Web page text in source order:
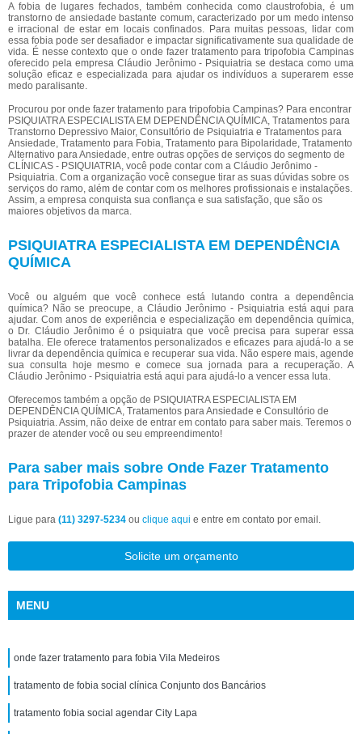
A fobia de lugares fechados, também conhecida como claustrofobia, é um
transtorno de ansiedade bastante comum, caracterizado por um medo intenso
e irracional de estar em locais confinados. Para muitas pessoas, lidar com
essa fobia pode ser desafiador e impactar significativamente sua qualidade de
vida. É nesse contexto que o onde fazer tratamento para tripofobia Campinas
oferecido pela empresa Cláudio Jerônimo - Psiquiatria se destaca como uma
solução eficaz e especializada para ajudar os indivíduos a superarem esse
medo paralisante.
Procurou por onde fazer tratamento para tripofobia Campinas? Para encontrar
PSIQUIATRA ESPECIALISTA EM DEPENDÊNCIA QUÍMICA, Tratamentos para
Transtorno Depressivo Maior, Consultório de Psiquiatria e Tratamentos para
Ansiedade, Tratamento para Fobia, Tratamento para Bipolaridade, Tratamento
Alternativo para Ansiedade, entre outras opções de serviços do segmento de
CLÍNICAS - PSIQUIATRIA, você pode contar com a Cláudio Jerônimo -
Psiquiatria. Com a organização você consegue tirar as suas dúvidas sobre os
serviços do ramo, além de contar com os melhores profissionais e instalações.
Assim, a empresa conquista sua confiança e sua satisfação, que são os
maiores objetivos da marca.
PSIQUIATRA ESPECIALISTA EM DEPENDÊNCIA
QUÍMICA
Você ou alguém que você conhece está lutando contra a dependência
química? Não se preocupe, a Cláudio Jerônimo - Psiquiatria está aqui para
ajudar. Com anos de experiência e especialização em dependência química,
o Dr. Cláudio Jerônimo é o psiquiatra que você precisa para superar essa
batalha. Ele oferece tratamentos personalizados e eficazes para ajudá-lo a se
livrar da dependência química e recuperar sua vida. Não espere mais, agende
sua consulta hoje mesmo e comece sua jornada para a recuperação. A
Cláudio Jerônimo - Psiquiatria está aqui para ajudá-lo a vencer essa luta.
Oferecemos também a opção de PSIQUIATRA ESPECIALISTA EM
DEPENDÊNCIA QUÍMICA, Tratamentos para Ansiedade e Consultório de
Psiquiatria. Assim, não deixe de entrar em contato para saber mais. Teremos o
prazer de atender você ou seu empreendimento!
Para saber mais sobre Onde Fazer Tratamento
para Tripofobia Campinas
Ligue para (11) 3297-5234 ou clique aqui e entre em contato por email.
Solicite um orçamento
MENU
onde fazer tratamento para fobia Vila Medeiros
tratamento de fobia social clínica Conjunto dos Bancários
tratamento fobia social agendar City Lapa